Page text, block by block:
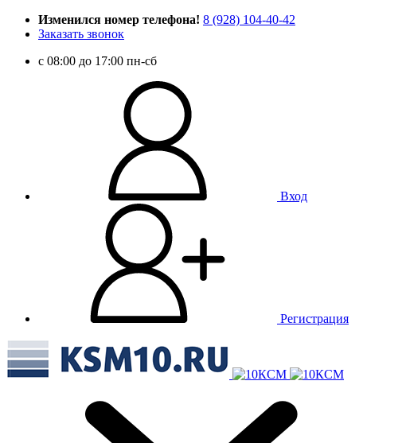
Изменился номер телефона! 8 (928) 104-40-42
Заказать звонок
c 08:00 до 17:00 пн-сб
Вход
Регистрация